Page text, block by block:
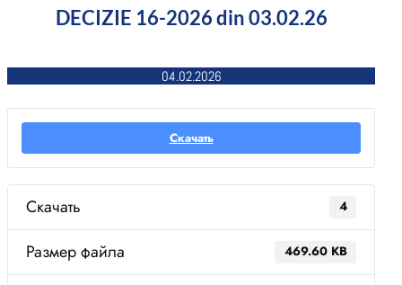
DECIZIE 16-2026 din 03.02.26
04.02.2026
Скачать
Скачать 4
Размер файла 469.60 KB